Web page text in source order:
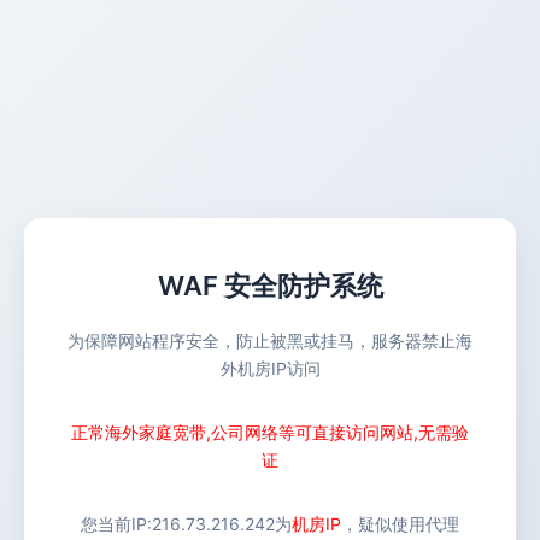
WAF 安全防护系统
为保障网站程序安全，防止被黑或挂马，服务器禁止海
外机房IP访问
正常海外家庭宽带,公司网络等可直接访问网站,无需验
证
您当前IP:216.73.216.242为机房IP ，疑似使用代理